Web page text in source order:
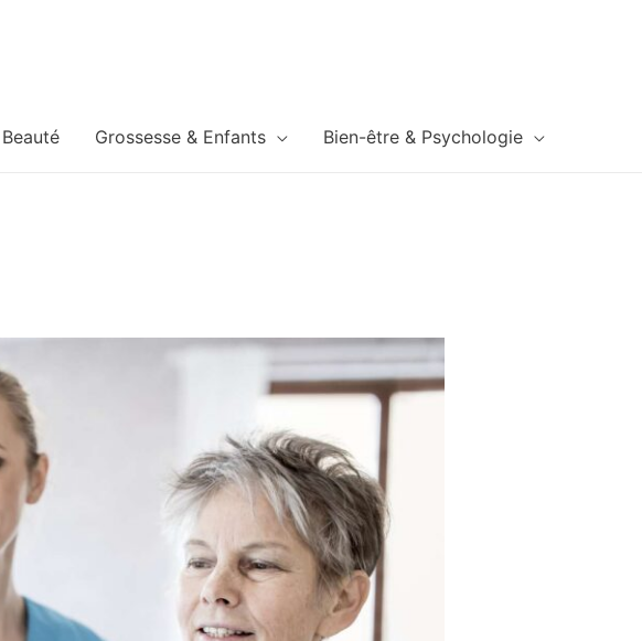
Beauté Grossesse & Enfants Bien-être & Psychologie